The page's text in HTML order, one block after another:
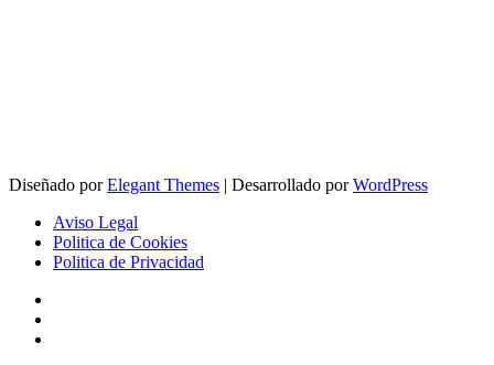
Diseñado porElegant Themes | Desarrollado porWordPress
Aviso Legal
Politica de Cookies
Politica de Privacidad